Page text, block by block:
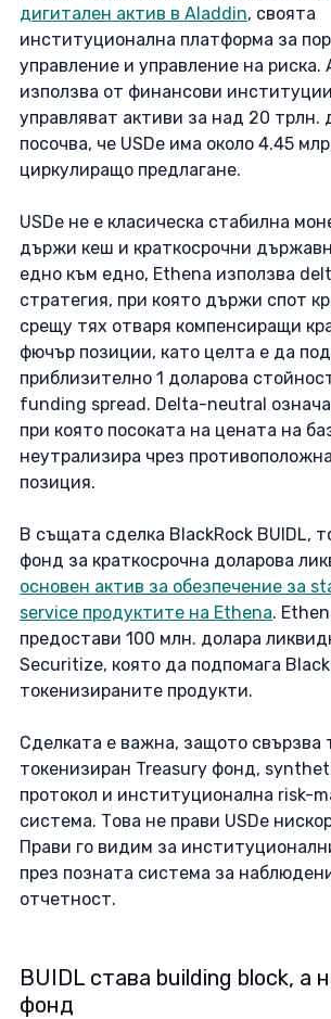
дигитален актив в Aladdin, своята
институционална платформа за
управление и управление на риска.
използва от финансови
управляват активи за над 20 трлн.
посочва, че USDe има около 4.45
циркулиращо предлагане.
USDe не е класическа стабилна
държи кеш и краткосрочни
едно към едно, Ethena използва
стратегия, при която държи спот
срещу тях отваря компенсиращи
фючър позиции, като целта е да
приблизително 1 доларова
funding spread. Delta-neutral
при която посоката на цената на
неутрализира чрез
позиция.
В същата сделка BlackRock BUIDL,
фонд за краткосрочна доларова
основен актив за обезпечение за
service продуктите на Ethena.
предостави 100 млн. долара
Securitize, която да подпомага
токенизираните продукти.
Сделката е важна, защото свързва
токенизиран Treasury фонд,
протокол и институционална risk-
система. Това не прави USDe
Прави го видим за
през позната система за
отчетност.
BUIDL става building block, а
фонд